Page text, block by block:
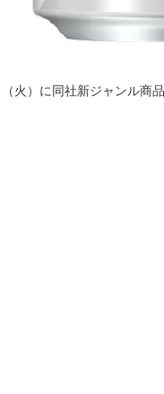
火）に同社新ジャンル商